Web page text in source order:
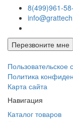
8(499)961-
Перезвоните мне
Пользовательское
Политика
Карта сайта
Навигация
Каталог товаров